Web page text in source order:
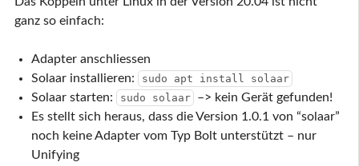
ganz so einfach:
Adapter anschliessen
Solaar installieren:
sudo apt install solaar
Solaar starten: sudo solaar
–> kein Gerät gefunden!
Es stellt sich heraus, dass die Version 1.0.1 von “solaar”
noch keine Adapter vom Typ Bolt unterstützt – nur
Unifying